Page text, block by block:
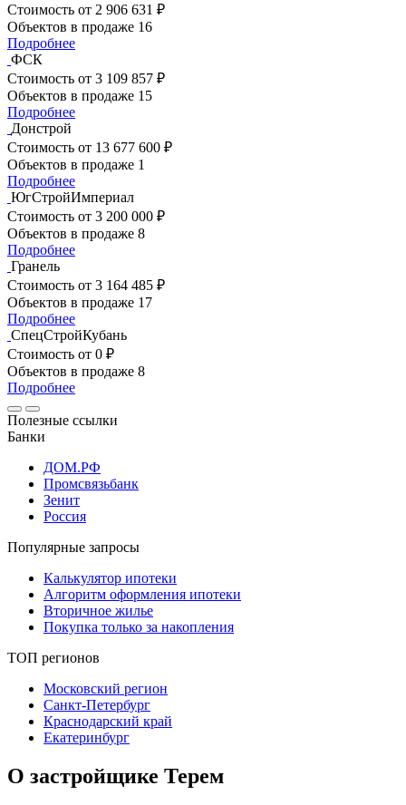
Стоимость от 2 906 631 ₽
Объектов в продаже 16
Подробнее
ФСК
Стоимость от 3 109 857 ₽
Объектов в продаже 15
Подробнее
Донстрой
Стоимость от 13 677 600 ₽
Объектов в продаже 1
Подробнее
ЮгСтройИмпериал
Стоимость от 3 200 000 ₽
Объектов в продаже 8
Подробнее
Гранель
Стоимость от 3 164 485 ₽
Объектов в продаже 17
Подробнее
СпецСтройКубань
Стоимость от 0 ₽
Объектов в продаже 8
Подробнее
Полезные ссылки
Банки
ДОМ.РФ
Промсвязьбанк
Зенит
Россия
Популярные запросы
Калькулятор ипотеки
Алгоритм оформления ипотеки
Вторичное жилье
Покупка только за накопления
ТОП регионов
Московский регион
Санкт-Петербург
Краснодарский край
Екатеринбург
О застройщике Терем